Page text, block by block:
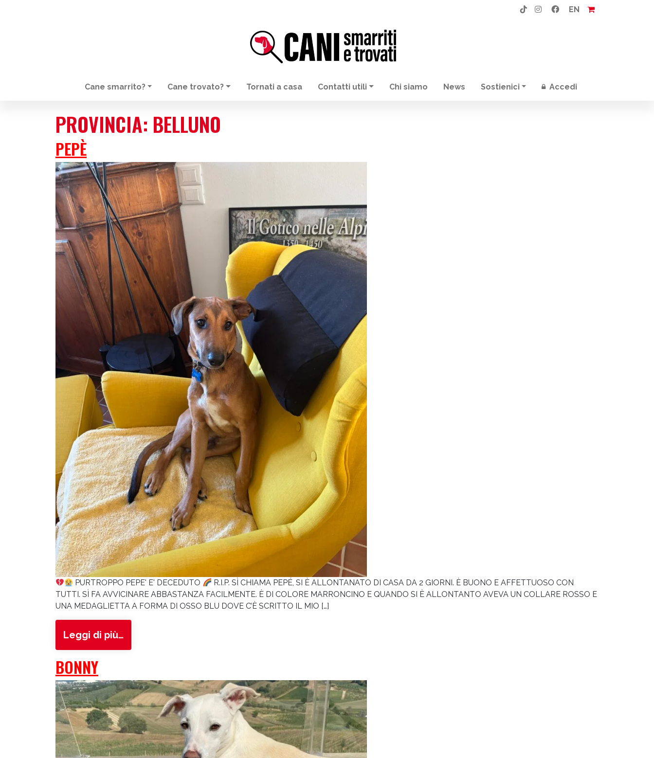
EN
NAVIGAZIONE PRINCIPALE
Cane smarrito? Cane trovato? Tornati a casa Contatti utili Chi siamo News Sostienici Accedi
PROVINCIA: BELLUNO
PEPÈ
PURTROPPO PEPE' E' DECEDUTO
R.I.P. SÌ CHIAMA PEPÉ, SI È ALLONTANATO DI CASA DA 2 GIORNI. È BUONO E AFFETTUOSO CON
TUTTI. SÌ FA AVVICINARE ABBASTANZA FACILMENTE. È DI COLORE MARRONCINO E QUANDO SI È ALLONTANTO AVEVA UN COLLARE ROSSO E
UNA MEDAGLIETTA A FORMA DI OSSO BLU DOVE C’È SCRITTO IL MIO […]
Leggi di più…
from Pepè
BONNY